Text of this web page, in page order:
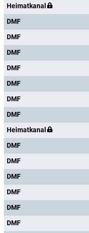
Heimatkanal
DMF
DMF
DMF
DMF
DMF
DMF
DMF
Heimatkanal
DMF
DMF
DMF
DMF
DMF
DMF